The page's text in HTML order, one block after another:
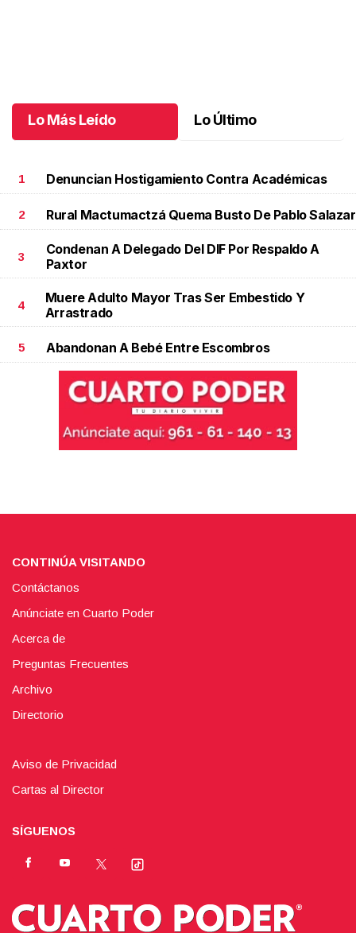
Lo Más Leído Lo Último
1 Denuncian Hostigamiento Contra Académicas
2 Rural Mactumactzá Quema Busto De Pablo Salazar
3
Condenan A Delegado Del DIF Por Respaldo A
Paxtor
4
Muere Adulto Mayor Tras Ser Embestido Y
Arrastrado
5 Abandonan A Bebé Entre Escombros
CONTINÚA VISITANDO
Contáctanos
Anúnciate en Cuarto Poder
Acerca de
Preguntas Frecuentes
Archivo
Directorio
Aviso de Privacidad
Cartas al Director
SÍGUENOS